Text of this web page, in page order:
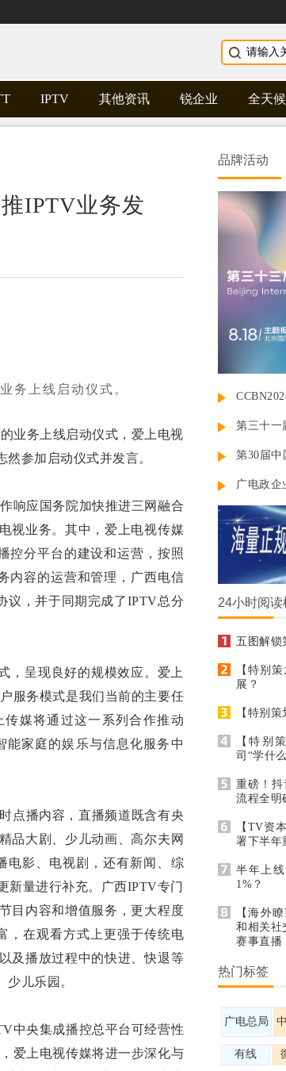
IPTV 其他资讯 锐企业 全天
IPTV业务发
务上线启动仪式。
业务上线启动仪式，爱上电视
参加启动仪式并发言。
响应国务院加快推进三网融合
视业务。其中，爱上电视传媒
控分平台的建设和运营，按照
内容的运营和管理，广西电信
议，并于同期完成了IPTV总分
呈现良好的规模效应。爱上
服务模式是我们当前的主要任
媒将通过这一系列合作推动
家庭的娱乐与信息化服务中
点播内容，直播频道既含有央
品大剧、少儿动画、高尔夫网
电影、电视剧，还有新闻、综
新量进行补充。广西IPTV专门
目内容和增值服务，更大程度
，在观看方式上更强于传统电
及播放过程中的快进、快退等
儿乐园。
中央集成播控总平台可经营性
爱上电视传媒将进一步深化与
品牌活动
第三十一
第30届中
广电政
24小时阅读
五图解锁
【特别
展？
【特别
【特别
司“学什
重磅！抖
流程全明
【TV资
署下半年
半年上
1%？
【海外
和相关社
赛事直播
热门标签
广电总局
有线